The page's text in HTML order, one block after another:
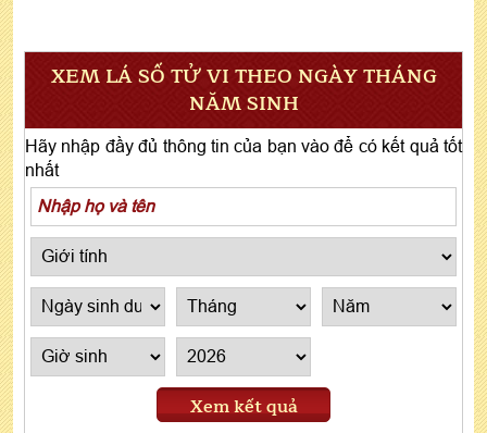
XEM LÁ SỐ TỬ VI THEO NGÀY THÁNG
NĂM SINH
Hãy nhập đầy đủ thông tin của bạn vào để có kết quả tốt
nhất
Xem kết quả